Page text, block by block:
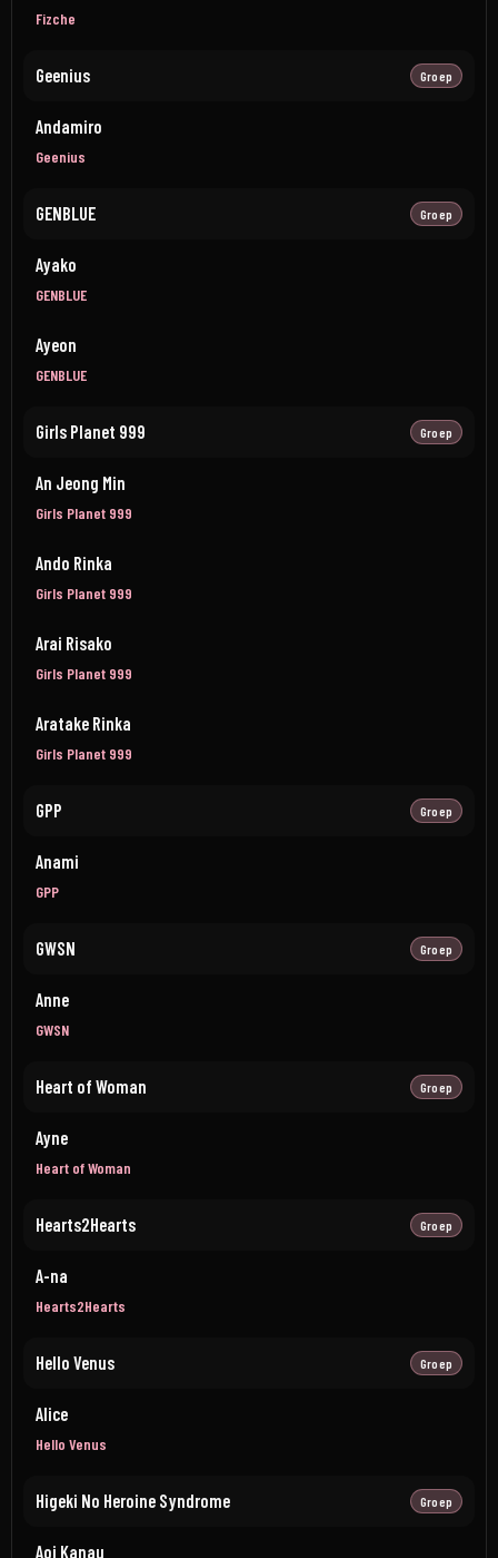
Fizche
Geenius Groep
Andamiro
Geenius
GENBLUE Groep
Ayako
GENBLUE
Ayeon
GENBLUE
Girls Planet 999 Groep
An Jeong Min
Girls Planet 999
Ando Rinka
Girls Planet 999
Arai Risako
Girls Planet 999
Aratake Rinka
Girls Planet 999
GPP Groep
Anami
GPP
GWSN Groep
Anne
GWSN
Heart of Woman Groep
Ayne
Heart of Woman
Hearts2Hearts Groep
A-na
Hearts2Hearts
Hello Venus Groep
Alice
Hello Venus
Higeki No Heroine Syndrome Groep
Aoi Kanau